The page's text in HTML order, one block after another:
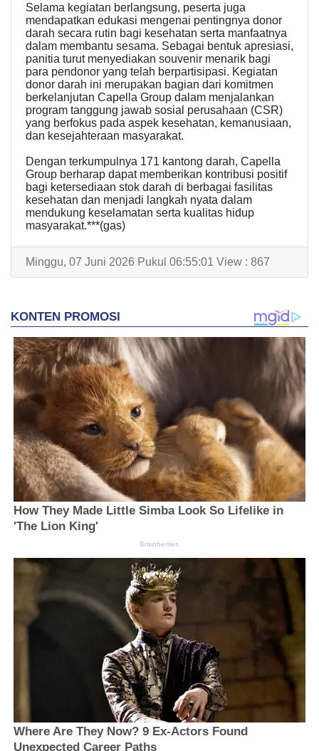
Selama kegiatan berlangsung, peserta juga
mendapatkan edukasi mengenai pentingnya donor
darah secara rutin bagi kesehatan serta manfaatnya
dalam membantu sesama. Sebagai bentuk apresiasi,
panitia turut menyediakan souvenir menarik bagi
para pendonor yang telah berpartisipasi. Kegiatan
donor darah ini merupakan bagian dari komitmen
berkelanjutan Capella Group dalam menjalankan
program tanggung jawab sosial perusahaan (CSR)
yang berfokus pada aspek kesehatan, kemanusiaan,
dan kesejahteraan masyarakat.
Dengan terkumpulnya 171 kantong darah, Capella
Group berharap dapat memberikan kontribusi positif
bagi ketersediaan stok darah di berbagai fasilitas
kesehatan dan menjadi langkah nyata dalam
mendukung keselamatan serta kualitas hidup
masyarakat.***(gas)
Minggu, 07 Juni 2026 Pukul 06:55:01 View : 867